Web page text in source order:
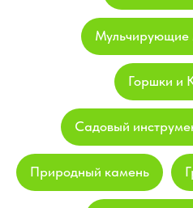
Мульчирующие
Горшки и
Садовый
Природный камень